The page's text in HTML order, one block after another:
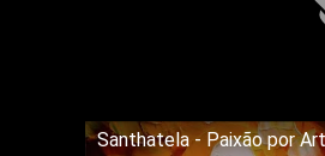
Santhatela - Paixão por